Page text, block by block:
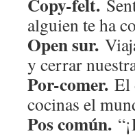
alguien te ha
Open sur.
y cerrar
Por-comer. El
cocinas el
Pos común.